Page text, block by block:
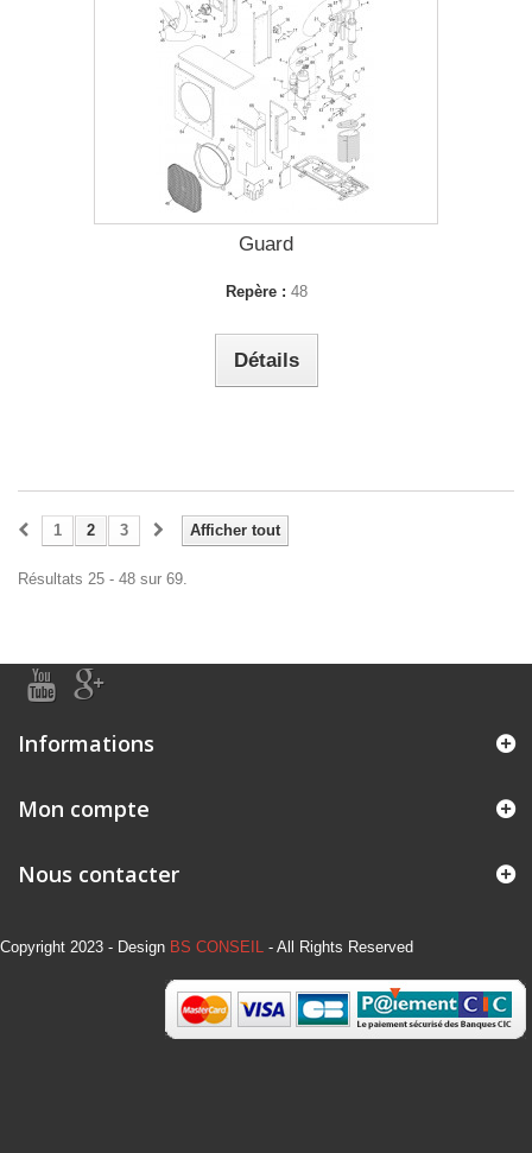
Guard
Repère : 48
Détails
Afficher tout
1 2 3
Résultats 25 - 48 sur 69.
Informations
Mon compte
Nous contacter
Copyright 2023 - Design BS CONSEIL - All Rights Reserved